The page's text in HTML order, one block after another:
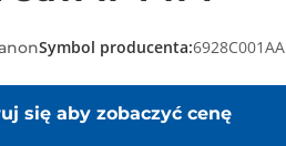
Symbol producenta:6928C001AA
się aby zobaczyć cenę